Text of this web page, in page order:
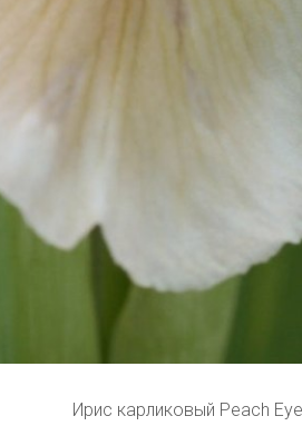
Ирис карликовый Peach